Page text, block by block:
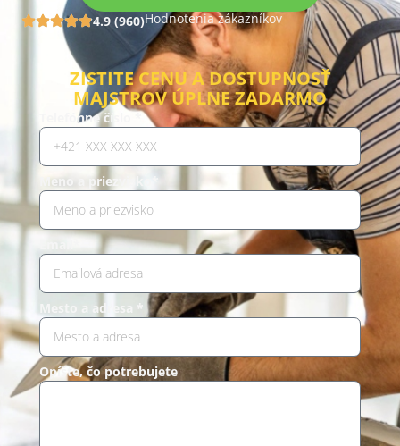
4.9 (960)Hodnotenia zákazníkov
ZISTITE CENU A DOSTUPNOSŤ
MAJSTROV ÚPLNE ZADARMO
Telefónne číslo *
Meno a priezvisko*
Mesto a adresa *
Opíšte, čo potrebujete